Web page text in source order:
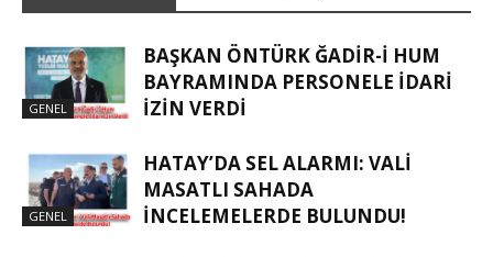
GENEL
BAŞKAN ÖNTÜRK ĞADIR-İ HUM
BAYRAMINDA PERSONELE İDARI
İZIN VERDI
GENEL
HATAY’DA SEL ALARMI: VALI
MASATLI SAHADA
İNCELEMELERDE BULUNDU!